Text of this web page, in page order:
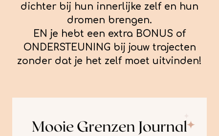
dichter bij hun innerlijke zelf en hun
dromen brengen.
EN je hebt een extra BONUS of
ONDERSTEUNING bij jouw trajecten
zonder dat je het zelf moet uitvinden!